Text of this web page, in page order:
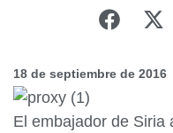
18 de septiembre de 2016
El embajador de Siria